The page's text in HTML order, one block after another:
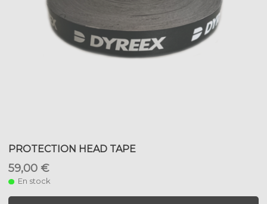
PROTECTION HEAD TAPE
59,00 €
En stock